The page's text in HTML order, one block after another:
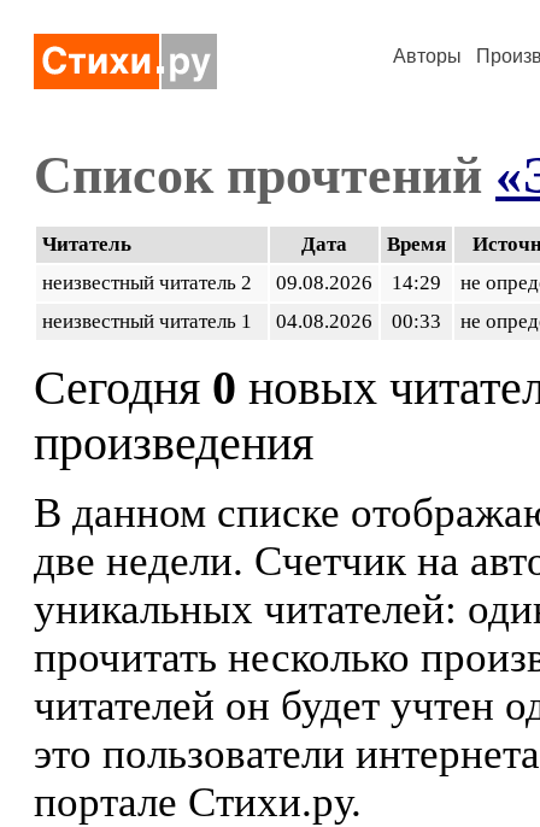
Авторы
Список прочтений
Читатель Дата Время
неизвестный читатель 2
09.08.2026 14:29
не
неизвестный читатель 1
04.08.2026 00:33 не
Сегодня 0 новых
произведения
В данном списке
две недели. Счетчик на
уникальных читателей:
прочитать несколько
читателей он будет учтен
это пользователи
портале Стихи.ру.